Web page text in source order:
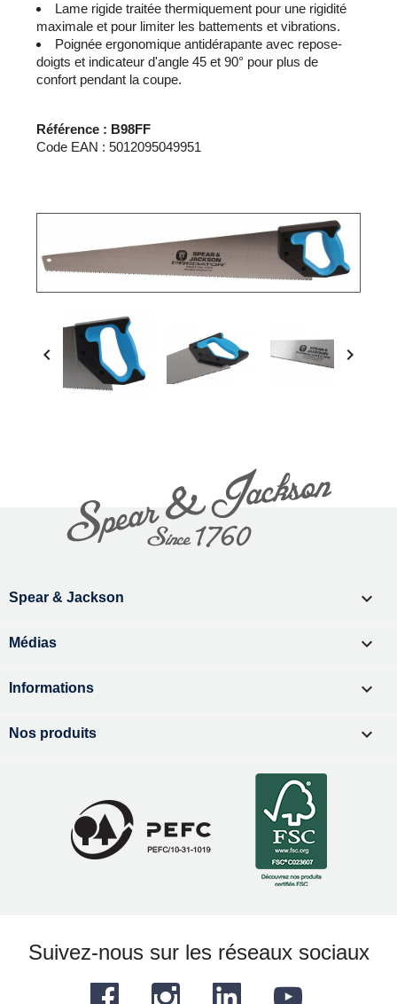
Lame rigide traitée thermiquement pour une rigidité
maximale et pour limiter les battements et vibrations.
Poignée ergonomique antidérapante avec repose-
doigts et indicateur d'angle 45 et 90° pour plus de
confort pendant la coupe.
Référence : B98FF
Code EAN : 5012095049951
 
Spear & Jackson 
Médias 
Informations 
Nos produits 
Suivez-nous sur les réseaux sociaux
Facebook YouTube
Instagram LinkedIn